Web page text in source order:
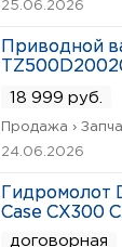
25.06.2026
Приводной
18 999 руб.
Продажа ›
24.06.2026
Гидромолот
Case CX300
договорная